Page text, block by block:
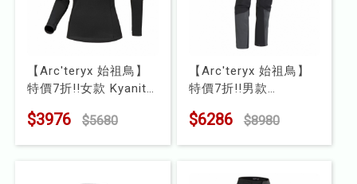
【Arc'teryx 始祖鳥】
特價7折!!女款 Kyanite
型號 : X000009048
$3976 $5680
【Arc'teryx 始祖鳥】
特價7折!!男款
型號 : X000009527
$6286 $8980